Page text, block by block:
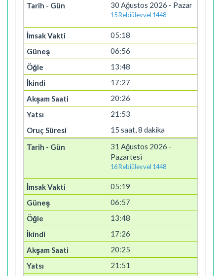
30 Ağustos 2026 - Pazar
15 Rebiülevvel 1448
05:18
06:56
13:48
17:27
20:26
21:53
15 saat, 8 dakika
31 Ağustos 2026 -
Pazartesi
16 Rebiülevvel 1448
05:19
06:57
13:48
17:26
20:25
21:51